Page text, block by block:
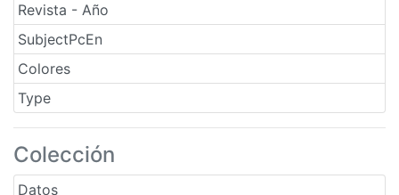
Revista - Año
SubjectPcEn
Colores
Type
Colección
Datos